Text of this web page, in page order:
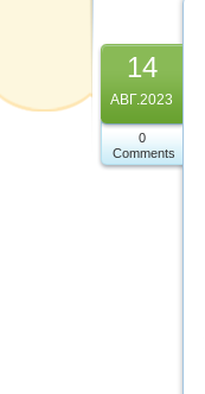
14
АВГ.2023
0
Comments